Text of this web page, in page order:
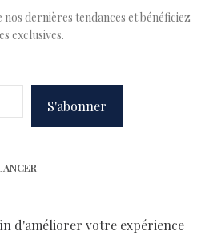
dernières tendances et bénéficiez
exclusives.
d'améliorer votre expérience